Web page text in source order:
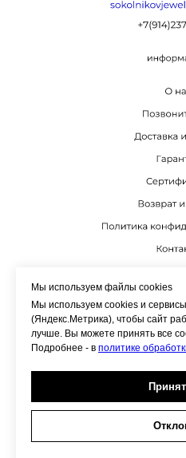
Мы используем файлы cookies
Мы используем cookies и
(Яндекс.Метрика), чтобы сайт
лучше. Вы можете принять все
Подробнее - в политике